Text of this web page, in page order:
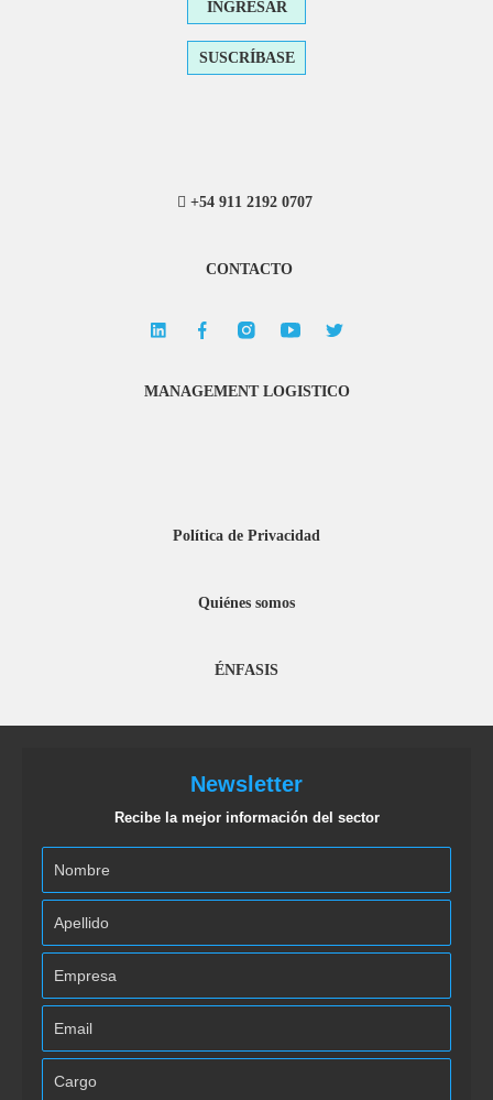
INGRESAR
SUSCRÍBASE
+54 911 2192 0707
CONTACTO
MANAGEMENT LOGISTICO
Política de Privacidad
Quiénes somos
ÉNFASIS
Newsletter
Recibe la mejor información del sector